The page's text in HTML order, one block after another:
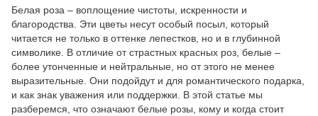
Белая роза – воплощение чистоты, искренности и
благородства. Эти цветы несут особый посыл, который
читается не только в оттенке лепестков, но и в глубинной
символике. В отличие от страстных красных роз, белые –
более утонченные и нейтральные, но от этого не менее
выразительные. Они подойдут и для романтического подарка,
и как знак уважения или поддержки. В этой статье мы
разберемся, что означают белые розы, кому и когда стоит